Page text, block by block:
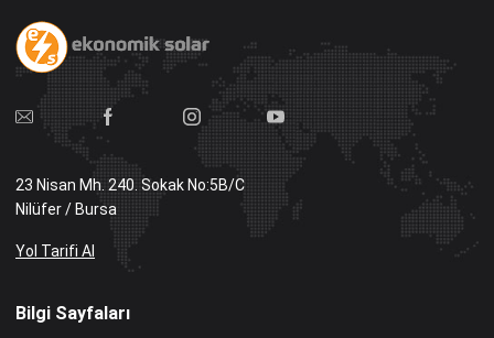
23 Nisan Mh. 240. Sokak No:5B/C
Nilüfer / Bursa
Yol Tarifi Al
Bilgi Sayfaları